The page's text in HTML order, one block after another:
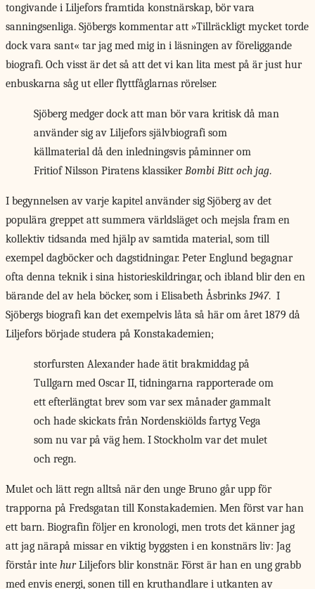
tongivande i Liljefors framtida konstnärskap, bör vara
sanningsenliga. Sjöbergs kommentar att »Tillräckligt mycket torde
dock vara sant« tar jag med mig in i läsningen av föreliggande
biografi. Och visst är det så att det vi kan lita mest på är just hur
enbuskarna såg ut eller flyttfåglarnas rörelser.
Sjöberg medger dock att man bör vara kritisk då man
använder sig av Liljefors självbiografi som
källmaterial då den inledningsvis påminner om
Fritiof Nilsson Piratens klassikerBombi Bitt och jag.
I begynnelsen av varje kapitel använder sig Sjöberg av det
populära greppet att summera världsläget och mejsla fram en
kollektiv tidsanda med hjälp av samtida material, som till
exempel dagböcker och dagstidningar. Peter Englund begagnar
ofta denna teknik i sina historieskildringar, och ibland blir den en
bärande del av hela böcker, som i Elisabeth Åsbrinks 1947. I
Sjöbergs biografi kan det exempelvis låta så här om året 1879 då
Liljefors började studera på Konstakademien;
storfursten Alexander hade ätit brakmiddag på
Tullgarn med Oscar II, tidningarna rapporterade om
ett efterlängtat brev som var sex månader gammalt
och hade skickats från Nordenskiölds fartyg Vega
som nu var på väg hem. I Stockholm var det mulet
och regn.
Mulet och lätt regn alltså när den unge Bruno går upp för
trapporna på Fredsgatan till Konstakademien. Men först var han
ett barn. Biografin följer en kronologi, men trots det känner jag
att jag närapå missar en viktig byggsten i en konstnärs liv: Jag
förstår inte hurLiljefors blir konstnär. Först är han en ung grabb
med envis energi, sonen till en kruthandlare i utkanten av